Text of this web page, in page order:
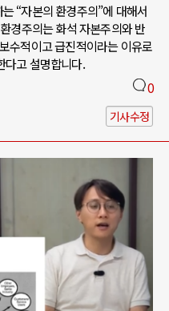
“자본의 환경주의”에 대해서
경주의는 화석 자본주의와 반
수적이고 급진적이라는 이유로
다고 설명합니다.
0
기사수정